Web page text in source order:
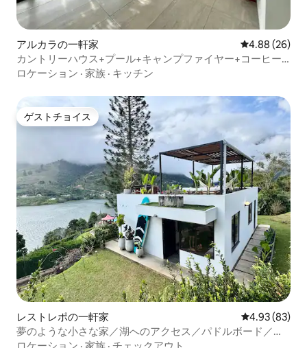
アルカラの一軒家 レビュー26
4.88 (26)
カントリーハウス+プール+キャンプファイヤー+コーヒー
農園
ロケーション · 家族 · キッチン
ゲストチョイス
ゲストチョイス
レストレポの一軒家 レビュー83
4.93 (83)
夢のような小さな家／湖へのアクセス／パドルボード／バ
ーベキュー
ロケーション · 家族 · チェックアウト